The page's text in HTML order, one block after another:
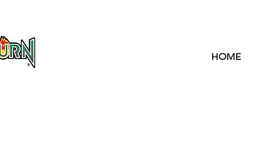
HOME